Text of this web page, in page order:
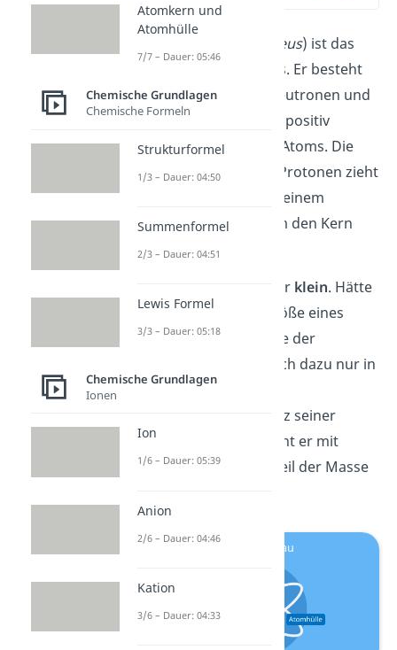
Nucleus) istdas
Zentrum eines Atoms. Er besteht
aus Protonen und Neutronen und
bildet deswegen den positiv
geladenen Teil eines Atoms. Die
positive Ladung der Protonen zieht
Elektronen an, die in einem
geringen Abstand um den Kern
herum kreisen.
Der Atomkern ist sehr klein. Hätte
die Atomhülle die Größe eines
Fußballstadions, wäre der
Atomkern im Vergleich dazu nur in
etwa so groß wie ein
Stecknadelkopf! Trotz seiner
geringen Größe machtermit
99,9%den größten Teil der Masse
Atomkern und
Atomhülle
7/7 – Dauer: 05:46
Chemische Grundlagen
Chemische Formeln
Strukturformel
1/3 – Dauer: 04:50
Summenformel
2/3 – Dauer: 04:51
Lewis Formel
3/3 – Dauer: 05:18
Chemische Grundlagen
Ionen
Ion
1/6 – Dauer: 05:39
Anion
2/6 – Dauer: 04:46
Kation
3/6 – Dauer: 04:33